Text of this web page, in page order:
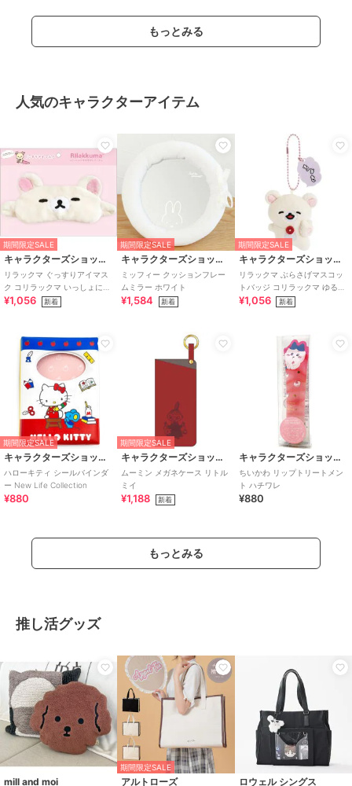
もっとみる
人気のキャラクターアイテム
期間限定SALE
キャラクターズショップ ラフラフ
リラックマ ぐっすりアイマス
ク コリラックマ いっしょにす
やすやシリーズ
¥1,056 新着
期間限定SALE
キャラクターズショップ ラフラフ
ミッフィー クッションフレー
ムミラー ホワイト
¥1,584 新着
期間限定SALE
キャラクターズショップ ラフラフ
リラックマ ぶらさげマスコッ
トバッジ コリラックマ ゆるゆ
るぽかぽか
¥1,056 新着
期間限定SALE
キャラクターズショップ ラフラフ
ハローキティ シールバインダ
ー New Life Collection
¥880
期間限定SALE
キャラクターズショップ ラフラフ
ムーミン メガネケース リトル
ミイ
¥1,188 新着
キャラクターズショップ ラフラフ
ちいかわ リップトリートメン
ト ハチワレ
¥880
もっとみる
推し活グッズ
mill and moi
期間限定SALE
アルトローズ ロウェル シングス